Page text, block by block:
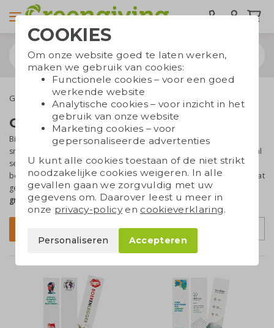
Groeipapier Groeipapier creatieve vormen
Groeipapier in creatieve vormen
Bij Greengiving kun je groeipapierin iedere gewenste vorm
snijden. Wil je een visitekaartje in een aparte vorm? Of een speciaal
seizoenskaartje, bijvoorbeeld een paashaas of kerstman? Een
bepaald model auto of een vlinder? Niets is te gek. Met ons op maat
gemaakt stansmes kunnen we alle vormen snijden. Een
groene promotievoor je bedrijf!
Sorteer op
COOKIES
Om onze website goed te laten werken,
maken we gebruik van cookies:
Functionele cookies – voor een goed
werkende website
Analytische cookies – voor inzicht in het
gebruik van onze website
Marketing cookies – voor
gepersonaliseerde advertenties
U kunt alle cookies toestaan of de niet strikt
noodzakelijke cookies weigeren. In alle
gevallen gaan we zorgvuldig met uw
gegevens om. Daarover leest u meer in
onze privacy-policyen cookieverklaring.
Personaliseren Accepteren